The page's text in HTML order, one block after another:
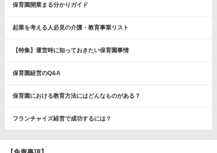
保育園開業まる分かりガイド
起業を考える人必見の介護・教育事業リスト
【特集】運営時に知っておきたい保育園事情
保育園経営のQ&A
保育園における教育方法にはどんなものがある？
フランチャイズ経営で成功するには？